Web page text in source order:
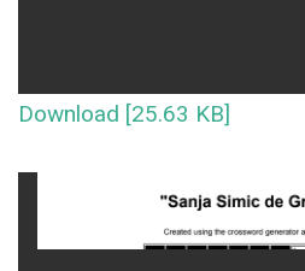
Download [25.63 KB]